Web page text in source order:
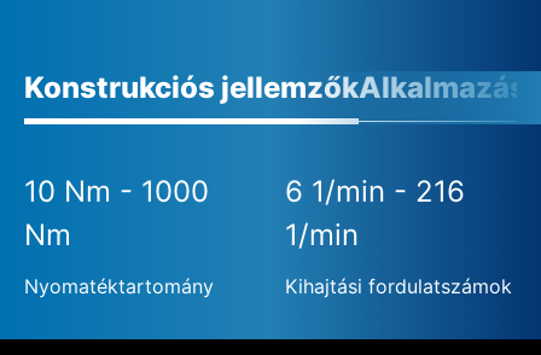
Konstrukciós jellemzők
10 Nm - 1000
Nm
Nyomatéktartomány
6 1/min - 216
1/min
Kihajtási fordulatszámok